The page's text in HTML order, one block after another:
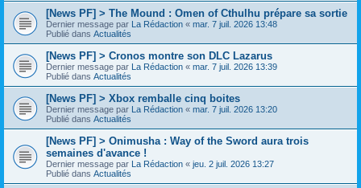
[News PF] > The Mound : Omen of Cthulhu prépare sa sortie
Dernier message par La Rédaction « mar. 7 juil. 2026 13:48
Publié dans Actualités
[News PF] > Cronos montre son DLC Lazarus
Dernier message par La Rédaction « mar. 7 juil. 2026 13:39
Publié dans Actualités
[News PF] > Xbox remballe cinq boites
Dernier message par La Rédaction « mar. 7 juil. 2026 13:20
Publié dans Actualités
[News PF] > Onimusha : Way of the Sword aura trois
semaines d'avance !
Dernier message par La Rédaction « jeu. 2 juil. 2026 13:27
Publié dans Actualités